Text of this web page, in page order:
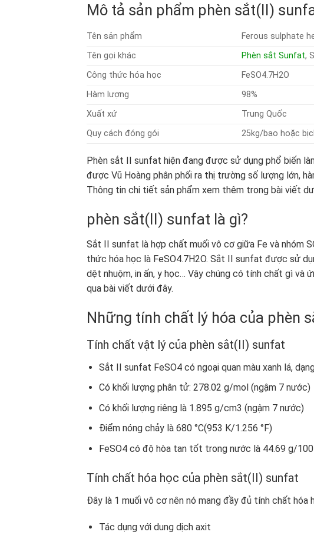
Mô tả sản phẩm phèn sắt(II)
Tên sản phẩm
Ferous sulphate
Tên gọi khác
Phèn sắt Sunfat,
Công thức hóa học
FeSO4.7H2O
Hàm lượng
98%
Xuất xứ
Trung Quốc
Quy cách đóng gói
25kg/bao hoặc
Phèn sắt II sunfat hiện đang được sử dụng phổ biến
được Vũ Hoàng phân phối ra thị trường số lượng lớn,
Thông tin chi tiết sản phẩm xem thêm trong bài viết
phèn sắt(II) sunfat là gì?
Sắt II sunfat là hợp chất muối vô cơ giữa Fe và nhóm
thức hóa học là FeSO4.7H2O. Sắt II sunfat được sử
dệt nhuộm, in ấn, y học… Vậy chúng có tính chất gì và
qua bài viết dưới đây.
Những tính chất lý hóa của phèn
Tính chất vật lý của phèn sắt(II) sunfat
Sắt II sunfat FeSO4có ngoại quan màu xanh lá,
Có khối lượng phân tử: 278.02 g/mol (ngậm 7 nước)
Có khối lượng riêng là 1.895 g/cm3 (ngậm 7 nước)
Điểm nóng chảy là 680 °C(953 K/1.256 °F)
FeSO4có độ hòa tan tốt trong nước là 44.69 g/
Tính chất hóa học của phèn sắt(II) sunfat
Đây là 1 muối vô cơ nên nó mang đầy đủ tính chất hóa
Tác dụng với dung dịch axit